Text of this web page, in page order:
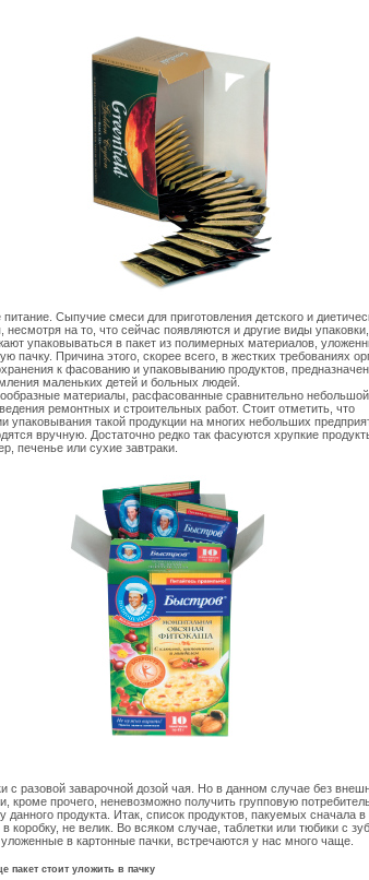
питание. Сыпучие смеси для приготовления детского и
несмотря на то, что сейчас появляются и другие виды
упаковываться в пакет из полимерных материалов,
пачку. Причина этого, скорее всего, в жестких требованиях
к фасованию и упаковыванию продуктов,
маленьких детей и больных людей.
материалы, расфасованные сравнительно
ремонтных и строительных работ. Стоит отметить, что
упаковывания такой продукции на многих небольших
вручную. Достаточно редко так фасуются хрупкие
печенье или сухие завтраки.
с разовой заварочной дозой чая. Но в данном случае без
кроме прочего, неневозможно получить групповую
данного продукта. Итак, список продуктов, пакуемых сначала в
коробку, не велик. Во всяком случае, таблетки или тюбики с
в картонные пачки, встречаются у нас много чаще.
пакет стоит уложить в пачку